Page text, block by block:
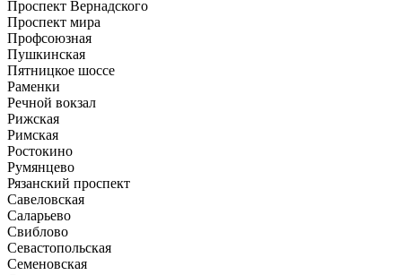
Проспект Вернадского
Проспект мира
Профсоюзная
Пушкинская
Пятницкое шоссе
Раменки
Речной вокзал
Рижская
Римская
Ростокино
Румянцево
Рязанский проспект
Савеловская
Саларьево
Свиблово
Севастопольская
Семеновская